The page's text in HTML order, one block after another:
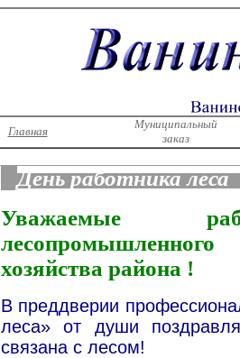
Главная
Муниципальный
заказ
День работника леса
Уважаемые
хозяйства района !
В преддверии
леса» от души
связана с лесом!